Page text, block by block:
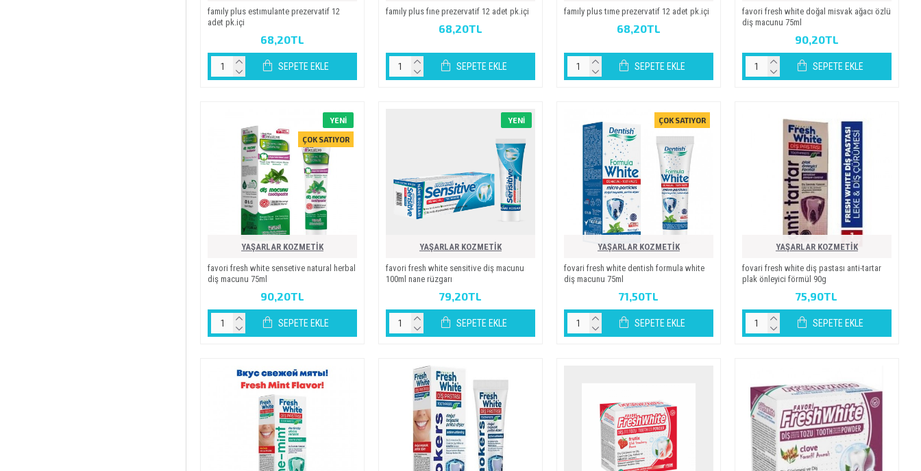
family plus estimulante prezervati̇f 12
adet pk.i̇çi̇
68,20TL
SEPETE EKLE
family plus fine prezervati̇f 12 adet pk.i̇çi̇
68,20TL
SEPETE EKLE
family plus time prezervati̇f 12 adet pk.i̇çi̇
68,20TL
SEPETE EKLE
favori̇ fresh whi̇te doğal mi̇svak ağaci özlü
di̇ş macunu 75ml
90,20TL
SEPETE EKLE
YENI
ÇOK SATIYOR
YAŞARLAR KOZMETİK
favori̇ fresh whi̇te senseti̇ve natural herbal
di̇ş macunu 75ml
90,20TL
SEPETE EKLE
YENI
YAŞARLAR KOZMETİK
favori̇ fresh whi̇te sensi̇ti̇ve di̇ş macunu
100ml nane rüzgari
79,20TL
SEPETE EKLE
ÇOK SATIYOR
YAŞARLAR KOZMETİK
fovari̇ fresh whi̇te denti̇sh formula whi̇te
di̇ş macunu 75ml
71,50TL
SEPETE EKLE
YAŞARLAR KOZMETİK
fovari̇ fresh whi̇te di̇ş pastasi anti̇-tartar
plak önleyi̇ci̇ förmül 90g
75,90TL
SEPETE EKLE